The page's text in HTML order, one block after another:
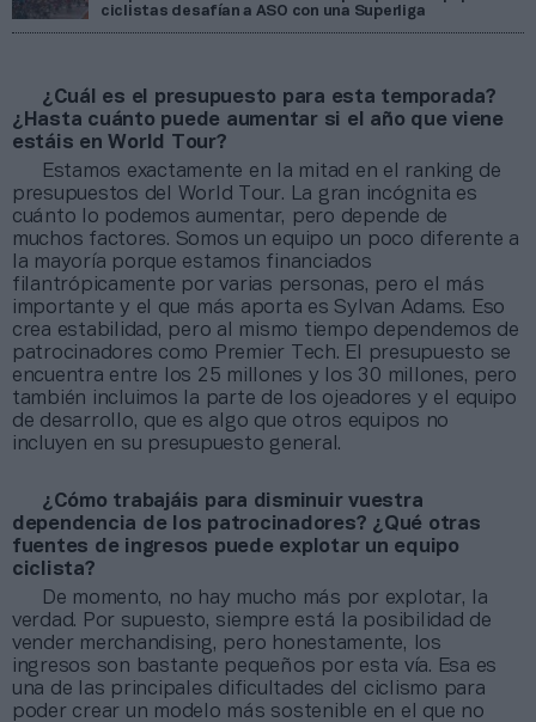
ciclistas desafían a ASO con una Superliga
¿Cuál es el presupuesto para esta temporada?
¿Hasta cuánto puede aumentar si el año que viene
estáis en World Tour?
Estamos exactamente en la mitad en el ranking de
presupuestos del World Tour. La gran incógnita es
cuánto lo podemos aumentar, pero depende de
muchos factores. Somos un equipo un poco diferente a
la mayoría porque estamos financiados
filantrópicamente por varias personas, pero el más
importante y el que más aporta es Sylvan Adams. Eso
crea estabilidad, pero al mismo tiempo dependemos de
patrocinadores como Premier Tech. El presupuesto se
encuentra entre los 25 millones y los 30 millones, pero
también incluimos la parte de los ojeadores y el equipo
de desarrollo, que es algo que otros equipos no
incluyen en su presupuesto general.
¿Cómo trabajáis para disminuir vuestra
dependencia de los patrocinadores? ¿Qué otras
fuentes de ingresos puede explotar un equipo
ciclista?
De momento, no hay mucho más por explotar, la
verdad. Por supuesto, siempre está la posibilidad de
vender merchandising, pero honestamente, los
ingresos son bastante pequeños por esta vía. Esa es
una de las principales dificultades del ciclismo para
poder crear un modelo más sostenible en el que no